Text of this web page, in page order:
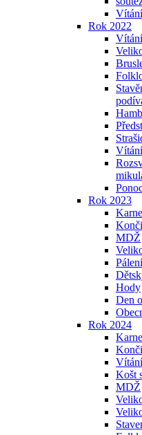
Rok 2022
Rok 2023
MDŽ
Hody
Den
Rok 2024
Košt
MDŽ